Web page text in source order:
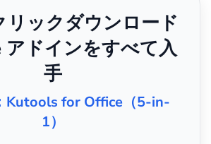
リックダウンロード
ドインをすべて入
手
Kutools for Office（5-in-
1）